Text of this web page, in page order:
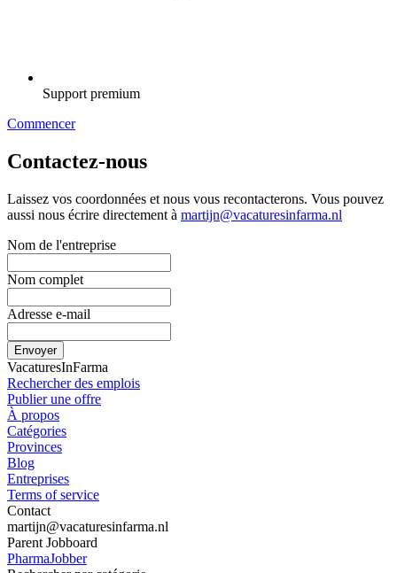
Support premium
Commencer
Contactez-nous
Laissez vos coordonnées et nous vous recontacterons. Vous pouvez
aussi nous écrire directement à martijn@vacaturesinfarma.nl
Nom de l'entreprise
Nom complet
Adresse e-mail
Envoyer
VacaturesInFarma
Rechercher des emplois
Publier une offre
À propos
Catégories
Provinces
Blog
Entreprises
Terms of service
Contact
martijn@vacaturesinfarma.nl
Parent Jobboard
PharmaJobber